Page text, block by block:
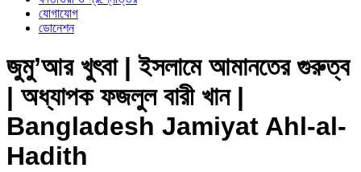
যোগাযোগ
ডোনেশন
জুমু’আর খুৎবা | ইসলামে আমানতের গুরুত্ব
| অধ্যাপক ফজলুল বারী খান |
Bangladesh Jamiyat Ahl-al-
Hadith